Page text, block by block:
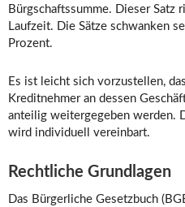
Bürgschaftssumme. Dieser Satz
Laufzeit. Die Sätze schwanken
Prozent.
Es ist leicht sich vorzustellen,
Kreditnehmer an dessen
anteilig weitergegeben werden.
wird individuell vereinbart.
Rechtliche Grundlagen
Das Bürgerliche Gesetzbuch